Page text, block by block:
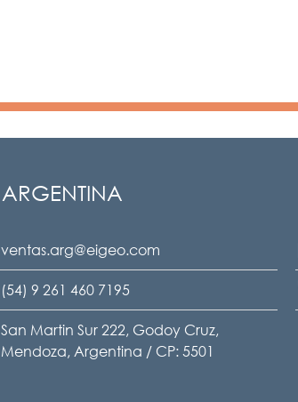
ARGENTINA
ventas.arg@eigeo.com
(54) 9 261 460 7195
San Martin Sur 222, Godoy Cruz,
Mendoza, Argentina / CP: 5501